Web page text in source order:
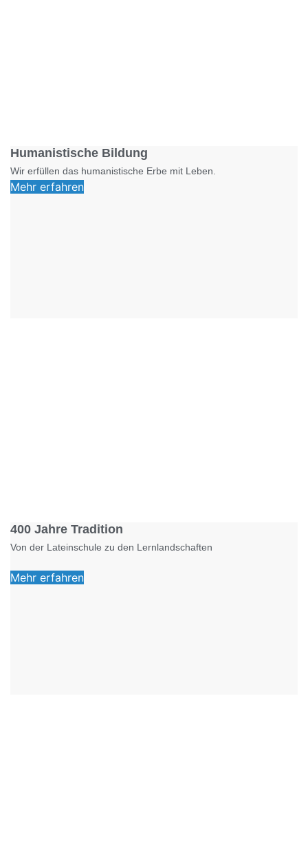
Humanistische Bildung
Wir erfüllen das humanistische Erbe mit Leben.
Mehr erfahren
400 Jahre Tradition
Von der Lateinschule zu den Lernlandschaften
Mehr erfahren